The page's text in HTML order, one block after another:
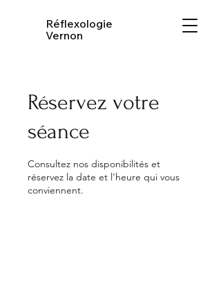
Réflexologie
Vernon
Réservez votre
séance
Consultez nos disponibilités et
réservez la date et l'heure qui vous
conviennent.